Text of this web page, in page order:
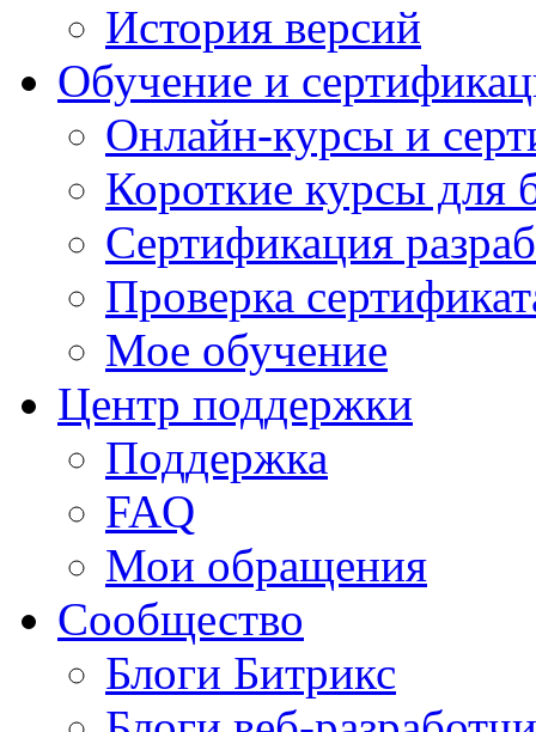
История версий
Обучение и
Онлайн-курсы и
Короткие курсы для
Сертификация
Проверка
Мое обучение
Центр поддержки
Поддержка
FAQ
Мои обращения
Сообщество
Блоги Битрикс